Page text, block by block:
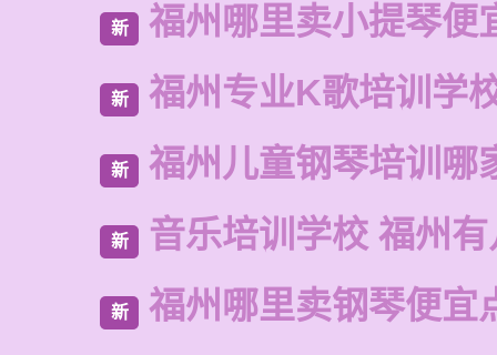
新 福州哪里卖小提琴便
新 福州专业K歌培训学
新 福州儿童钢琴培训哪
新 音乐培训学校 福州
新 福州哪里卖钢琴便宜